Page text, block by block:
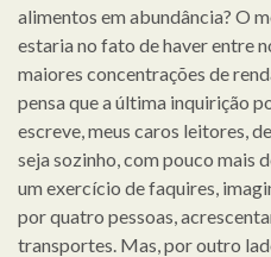
alimentos em abundância? O
estaria no fato de haver entre
maiores concentrações de
pensa que a última inquirição
escreve, meus caros leitores,
seja sozinho, com pouco mais
um exercício de faquires,
por quatro pessoas,
transportes. Mas, por outro